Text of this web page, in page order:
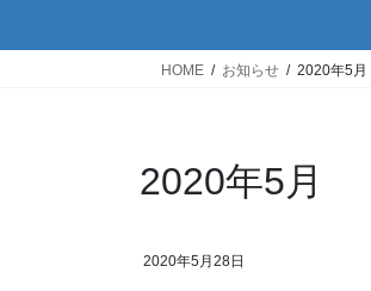
HOME お知らせ 2020年5月
2020年5月
2020年5月28日